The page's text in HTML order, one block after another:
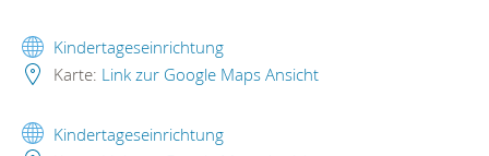
Kindertageseinrichtung
Karte: Link zur Google Maps Ansicht
Kindertageseinrichtung